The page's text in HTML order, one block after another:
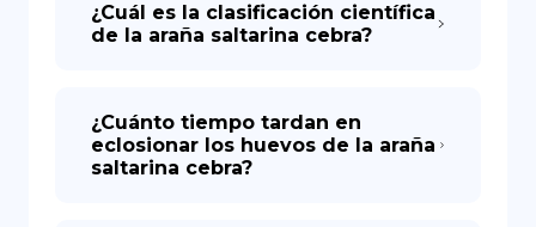
¿Cuál es la clasificación científica
de la araña saltarina cebra?
¿Cuánto tiempo tardan en
eclosionar los huevos de la araña
saltarina cebra?